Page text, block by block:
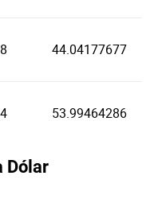
44.04177677
53.99464286
Dólar